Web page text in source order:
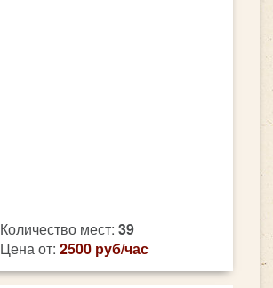
Количество мест: 39
Цена от: 2500 руб/час